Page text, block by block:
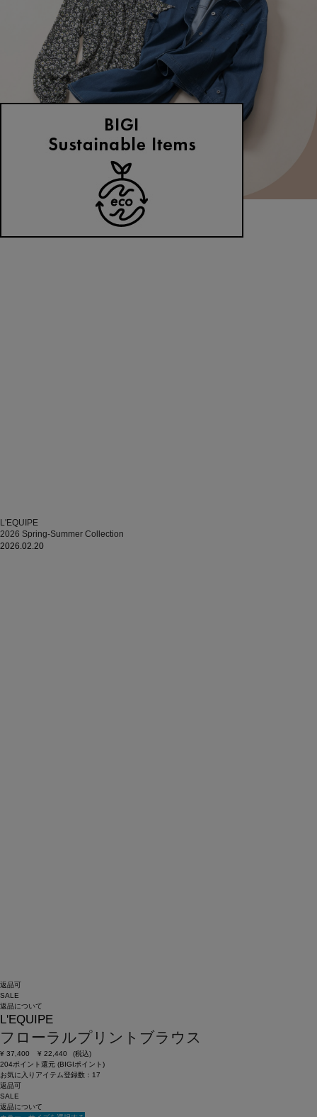
L'EQUIPE
2026 Spring-Summer Collection
2026.02.20
返品可
SALE
返品について
L'EQUIPE
フローラルプリントブラウス
¥ 37,400 ¥ 22,440
(税込)
204ポイント還元 (BIGIポイント)
お気に入りアイテム登録数： 17
返品可
SALE
返品について